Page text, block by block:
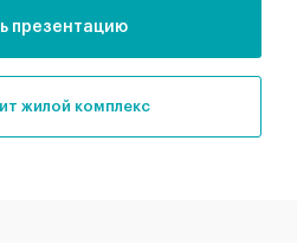
презентацию
жилой комплекс